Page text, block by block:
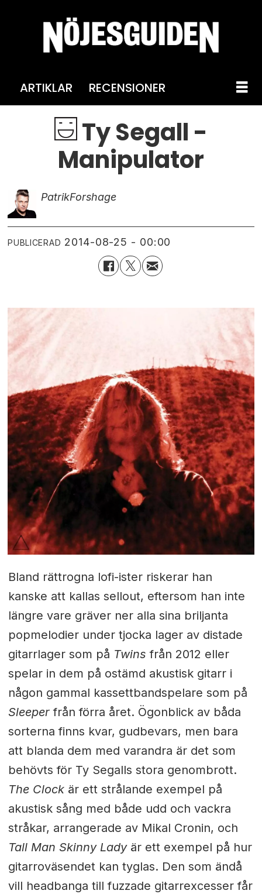
ARTIKLAR RECENSIONER
Ty Segall -
Manipulator
PatrikForshage
PUBLICERAD 2014-08-25 - 00:00
Bland rättrogna lofi-ister riskerar han
kanske att kallas sellout, eftersom han inte
längre vare gräver ner alla sina briljanta
popmelodier under tjocka lager av distade
gitarrlager som på Twins från 2012 eller
spelar in dem på ostämd akustisk gitarr i
någon gammal kassettbandspelare som på
Sleeperfrån förra året. Ögonblick av båda
sorterna finns kvar, gudbevars, men bara
att blanda dem med varandra är det som
behövts för Ty Segalls stora genombrott.
The Clockär ett strålande exempel på
akustisk sång med både udd och vackra
stråkar, arrangerade av Mikal Cronin, och
Tall Man Skinny Lady är ett exempel på hur
gitarroväsendet kan tyglas. Den som ändå
vill headbanga till fuzzade gitarrexcesser får